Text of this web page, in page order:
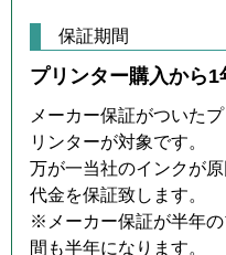
保証期間
プリンター購入から1
メーカー保証がついた
リンターが対象です。
万が一当社のインクが
代金を保証致します。
※メーカー保証が半年
間も半年になります。